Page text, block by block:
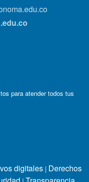
para atender todos tus
digitales | Derechos